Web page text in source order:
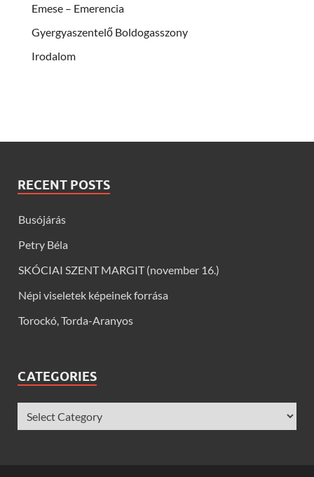
Emese – Emerencia
Gyergyaszentelő Boldogasszony
Irodalom
RECENT POSTS
Busójárás
Petry Béla
SKÓCIAI SZENT MARGIT (november 16.)
Népi viseletek képeinek forrása
Torockó, Torda-Aranyos
CATEGORIES